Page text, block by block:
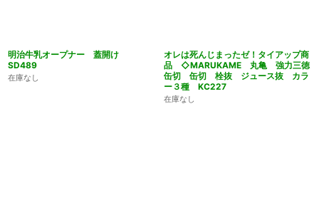
明治牛乳オープナー 蓋開け
SD489
在庫なし
オレは死んじまったゼ！タイアップ商
品 ◇MARUKAME 丸亀 強力三徳
缶切 缶切 栓抜 ジュース抜 カラ
ー３種 KC227
在庫なし